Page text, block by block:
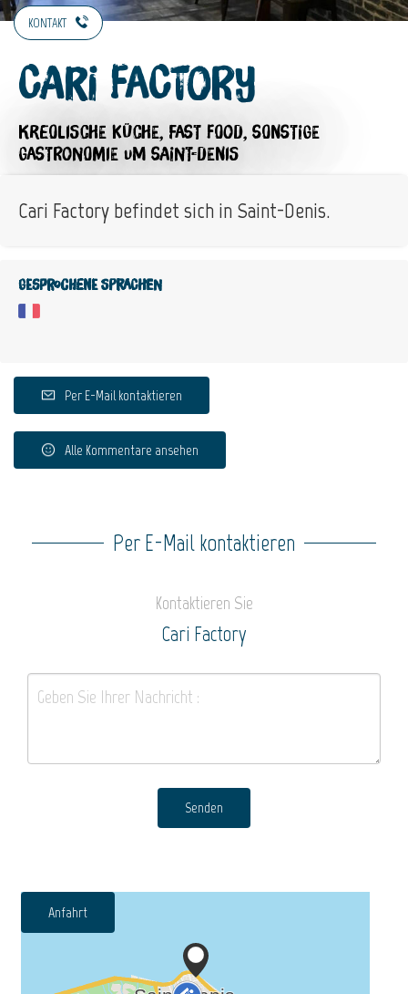
KONTAKT
Cari Factory
KREOLISCHE KÜCHE, FAST FOOD, SONSTIGE
GASTRONOMIE UM SAINT-DENIS
Cari Factory befindet sich in Saint-Denis.
Gesprochene Sprachen
Per E-Mail kontaktieren
Alle Kommentare ansehen
Per E-Mail kontaktieren
Kontaktieren Sie
Cari Factory
Senden
Anfahrt